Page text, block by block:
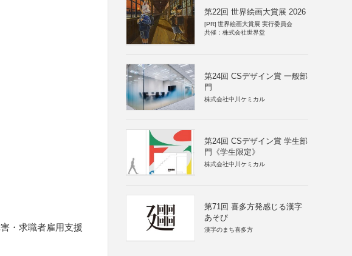
・求職者雇用支援
第22回 世界絵画大賞展 2026
[PR] 世界絵画大賞展 実行委員会
共催：株式会社世界堂
第24回 CSデザイン賞 一般部
門
株式会社中川ケミカル
第24回 CSデザイン賞 学生部
門《学生限定》
株式会社中川ケミカル
第71回 喜多方発感じる漢字
あそび
漢字のまち喜多方